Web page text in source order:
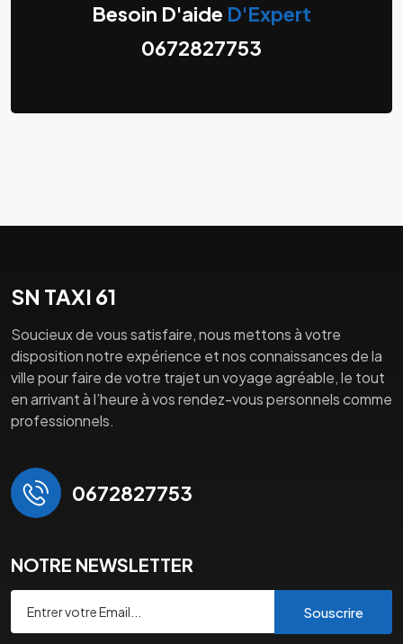
Besoin D'aide D'Expert
0672827753
SN TAXI 61
Soucieux de vous satisfaire, nous mettons à votre
disposition notre expérience et nos connaissances de la
ville pour faire de votre trajet un voyage agréable, le tout
en arrivant à l’heure à vos rendez-vous personnels comme
professionnels.
0672827753
NOTRE NEWSLETTER
Souscrire